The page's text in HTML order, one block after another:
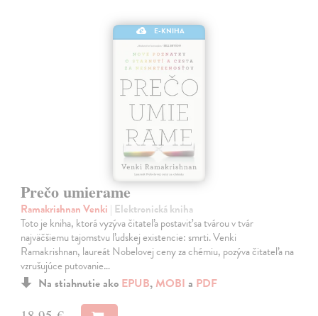
E-KNIHA
Prečo umierame
Ramakrishnan Venki | Elektronická kniha
Toto je kniha, ktorá vyzýva čitateľa postaviť sa tvárou v tvár
najväčšiemu tajomstvu ľudskej existencie: smrti. Venki
Ramakrishnan, laureát Nobelovej ceny za chémiu, pozýva čitateľa na
vzrušujúce putovanie…
Na stiahnutie ako EPUB, MOBI a PDF